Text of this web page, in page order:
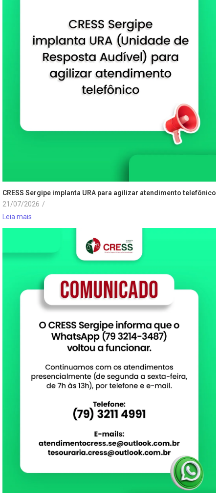
CRESS Sergipe implanta URA para agilizar atendimento telefônico
21/07/2026 /
Leia mais